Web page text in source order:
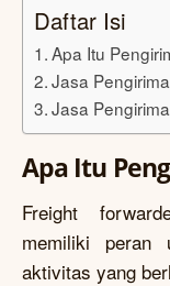
Daftar Isi
Apa Itu
Jasa
Jasa
Apa Itu
Freight
memiliki peran
aktivitas yang